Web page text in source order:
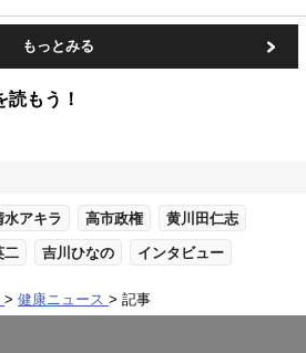
もっとみる
読もう！
水アキラ 高市政権 黄川田仁志
二 吉川ひなの インタビュー
健康ニュース 記事